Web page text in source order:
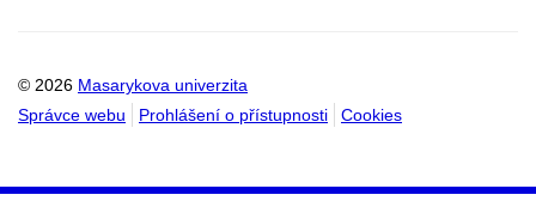
© 2026 Masarykova univerzita
Správce webu
Prohlášení o přístupnosti Cookies